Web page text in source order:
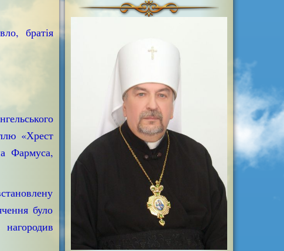
братія
«Хрест
Фармуса,
було